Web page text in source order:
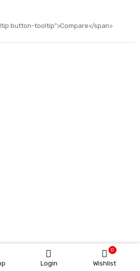
Login Wishlist
0
button-tooltip">Compare</span>